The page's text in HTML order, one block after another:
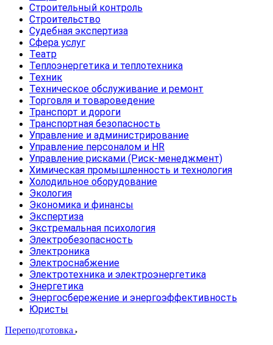
Строительный контроль
Строительство
Судебная экспертиза
Сфера услуг
Театр
Теплоэнергетика и теплотехника
Техник
Техническое обслуживание и ремонт
Торговля и товароведение
Транспорт и дороги
Транспортная безопасность
Управление и администрирование
Управление персоналом и HR
Управление рисками (Риск-менеджмент)
Химическая промышленность и технология
Холодильное оборудование
Экология
Экономика и финансы
Экспертиза
Экстремальная психология
Электробезопасность
Электроника
Электроснабжение
Электротехника и электроэнергетика
Энергетика
Энергосбережение и энергоэффективность
Юристы
Переподготовка